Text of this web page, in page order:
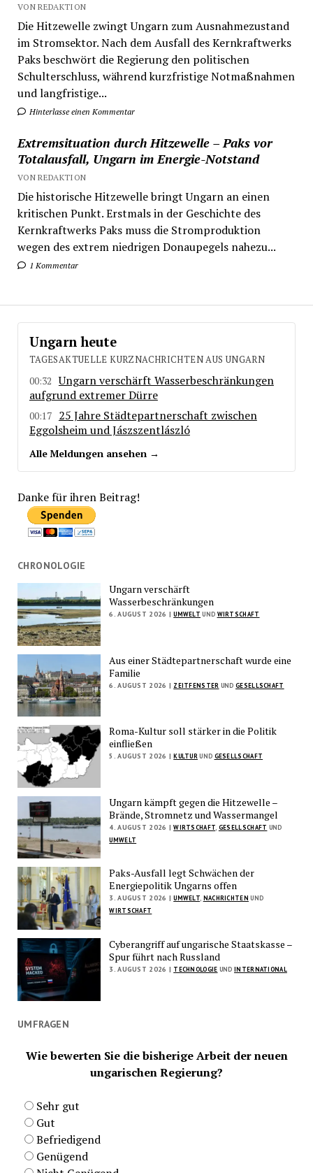
VON REDAKTION
Die Hitzewelle zwingt Ungarn zum Ausnahmezustand
im Stromsektor. Nach dem Ausfall des Kernkraftwerks
Paks beschwört die Regierung den politischen
Schulterschluss, während kurzfristige Notmaßnahmen
und langfristige...
Hinterlasse einen Kommentar
Extremsituation durch Hitzewelle – Paks vor
Totalausfall, Ungarn im Energie-Notstand
VON REDAKTION
Die historische Hitzewelle bringt Ungarn an einen
kritischen Punkt. Erstmals in der Geschichte des
Kernkraftwerks Paks muss die Stromproduktion
wegen des extrem niedrigen Donaupegels nahezu...
1 Kommentar
Ungarn heute
TAGESAKTUELLE KURZNACHRICHTEN AUS UNGARN
00:32
Ungarn verschärft Wasserbeschränkungen
aufgrund extremer Dürre
00:17
25 Jahre Städtepartnerschaft zwischen
Eggolsheim und Jászszentlászló
Alle Meldungen ansehen →
Danke für ihren Beitrag!
CHRONOLOGIE
Ungarn verschärft
Wasserbeschränkungen
6. AUGUST 2026 | UMWELT UND WIRTSCHAFT
Aus einer Städtepartnerschaft wurde eine
Familie
6. AUGUST 2026 | ZEITFENSTER UNDGESELLSCHAFT
Roma-Kultur soll stärker in die Politik
einfließen
5. AUGUST 2026 | KULTURUND GESELLSCHAFT
Ungarn kämpft gegen die Hitzewelle –
Brände, Stromnetz und Wassermangel
4. AUGUST 2026 | WIRTSCHAFT GESELLSCHAFT UND
UMWELT
Paks-Ausfall legt Schwächen der
Energiepolitik Ungarns offen
3. AUGUST 2026 | UMWELT, NACHRICHTEN UND
WIRTSCHAFT
Cyberangriff auf ungarische Staatskasse –
Spur führt nach Russland
3. AUGUST 2026 | TECHNOLOGIE UNDINTERNATIONAL
UMFRAGEN
Wie bewerten Sie die bisherige Arbeit der neuen
ungarischen Regierung?
Sehr gut
Gut
Befriedigend
Genügend